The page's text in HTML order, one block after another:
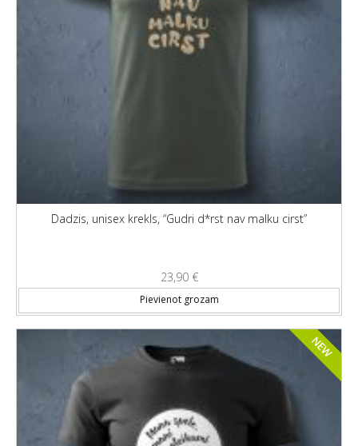
Dadzis, unisex krekls, “Gudri d*rst nav malku cirst”
23,90 €
Pievienot grozam
NEW